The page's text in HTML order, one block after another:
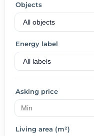
Objects
Energy label
Asking price
Living area (m²)